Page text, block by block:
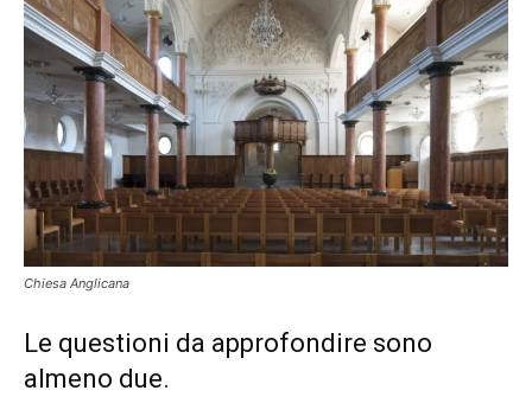
Chiesa Anglicana
Le questioni da approfondire sono
almeno due.